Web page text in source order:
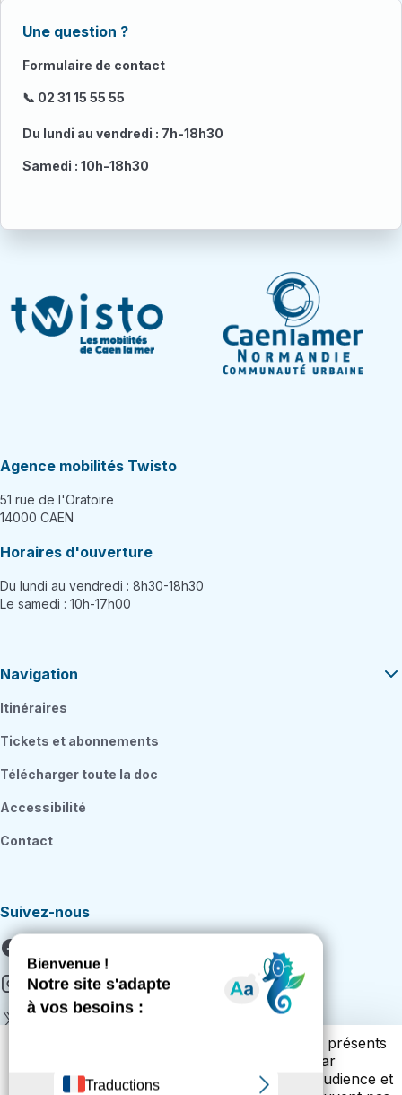
Une question ?
Formulaire de contact
📞 02 31 15 55 55
Du lundi au vendredi : 7h-18h30
Samedi : 10h-18h30
Agence mobilités Twisto
51 rue de l'Oratoire
14000 CAEN
Horaires d'ouverture
Du lundi au vendredi : 8h30-18h30
Le samedi : 10h-17h00
Navigation
Itinéraires
Tickets et abonnements
Télécharger toute la doc
Accessibilité
Contact
Suivez-nous
Instagram
X
Citykomi
Vous trouverez ci-dessous la liste des cookies présents
sur notre site. Cette liste vous est présentée par
catégories (cookies techniques, de mesure d’audience et